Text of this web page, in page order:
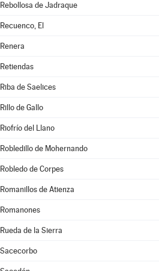
Rebollosa de Jadraque
Recuenco, El
Renera
Retiendas
Riba de Saelices
Rillo de Gallo
Riofrío del Llano
Robledillo de Mohernando
Robledo de Corpes
Romanillos de Atienza
Romanones
Rueda de la Sierra
Sacecorbo